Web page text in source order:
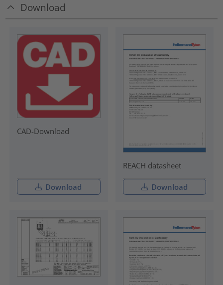
Download
CAD-Download
Download
REACH datasheet
Download